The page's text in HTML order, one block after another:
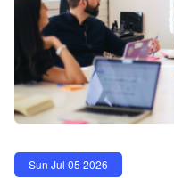
Sun Jul 05 2026